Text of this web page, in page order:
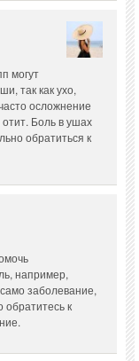
могут
так как ухо,
осложнение
Боль в ушах
обратиться к
например,
заболевание,
обратитесь к